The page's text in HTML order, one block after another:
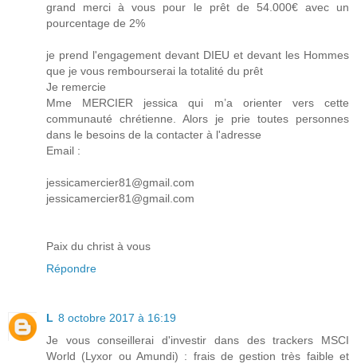
grand merci à vous pour le prêt de 54.000€ avec un
pourcentage de 2%
je prend l'engagement devant DIEU et devant les Hommes
que je vous rembourserai la totalité du prêt
Je remercie
Mme MERCIER jessica qui m’a orienter vers cette
communauté chrétienne. Alors je prie toutes personnes
dans le besoins de la contacter à l'adresse
Email :
jessicamercier81@gmail.com
jessicamercier81@gmail.com
Paix du christ à vous
Répondre
L 8 octobre 2017 à 16:19
Je vous conseillerai d'investir dans des trackers MSCI
World (Lyxor ou Amundi) : frais de gestion très faible et